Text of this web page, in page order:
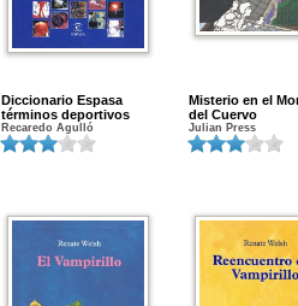
Diccionario Espasa
términos deportivos
Recaredo Agulló
Misterio en el
del Cuervo
Julian Press